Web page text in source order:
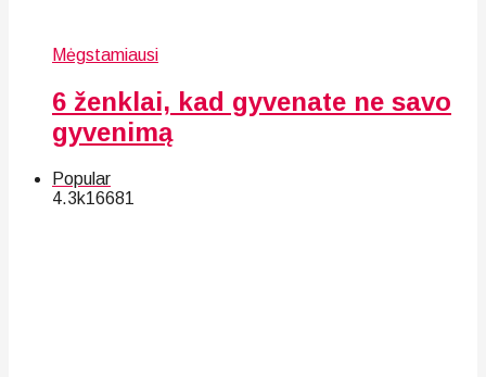
Mėgstamiausi
6 ženklai, kad gyvenate ne savo
gyvenimą
Popular
4.3k16681